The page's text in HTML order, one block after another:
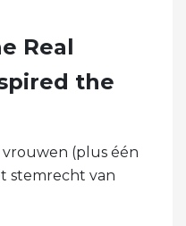
Real
the
vrouwen (plus één
stemrecht van